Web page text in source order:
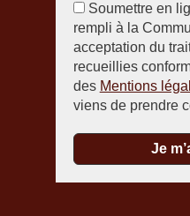
Soumettre en
rempli à la
acceptation du
recueillies
des Mentions
viens de prendre